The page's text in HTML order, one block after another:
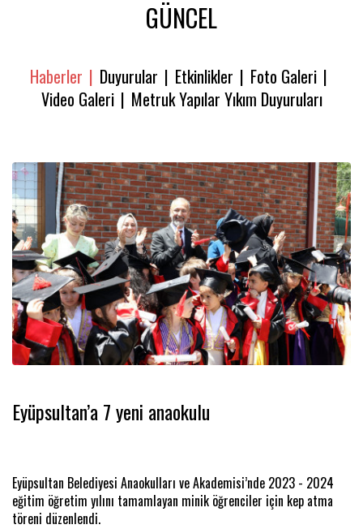
GÜNCEL
Haberler Duyurular Etkinlikler
Foto Galeri
Video Galeri
Metruk Yapılar Yıkım Duyuruları
Eyüpsultan’a 7 yeni anaokulu
Eyüpsultan Belediyesi Anaokulları ve Akademisi’nde 2023 - 2024
eğitim öğretim yılını tamamlayan minik öğrenciler için kep atma
töreni düzenlendi.